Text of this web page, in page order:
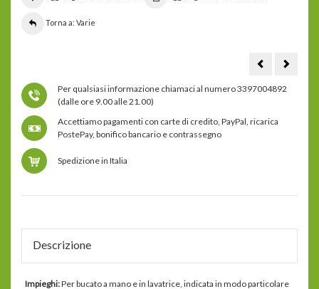
Torna a: Varie
siberiano
Per qualsiasi informazione chiamaci al numero 3397004892
(dalle ore 9.00 alle 21.00)
Accettiamo pagamenti con carte di credito, PayPal, ricarica
PostePay, bonifico bancario e contrassegno
Spedizione in Italia
Descrizione
Impieghi:Per bucato a mano e in lavatrice, indicata in modo particolare